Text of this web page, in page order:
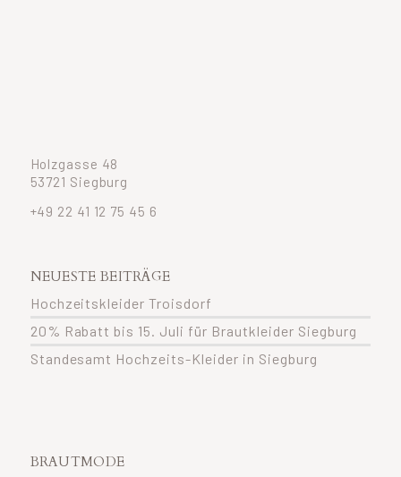
Holzgasse 48
53721 Siegburg
+49 22 41 12 75 45 6
NEUESTE BEITRÄGE
Hochzeitskleider Troisdorf
20% Rabatt bis 15. Juli für Brautkleider Siegburg
Standesamt Hochzeits-Kleider in Siegburg
BRAUTMODE